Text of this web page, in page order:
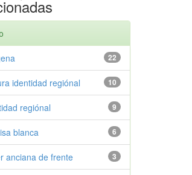
22
10
identidad regiónal
9
regiónal
6
blanca
3
anciana de frente